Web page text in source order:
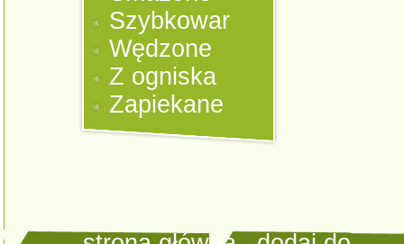
Szybkowar
Wędzone
Z ogniska
Zapiekane